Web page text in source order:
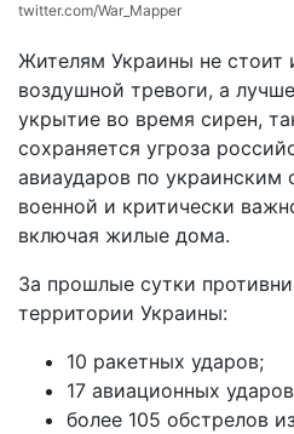
twitter.com/War_Mapper
Жителям Украины не стоит
воздушной тревоги, а
укрытие во время сирен,
сохраняется угроза
авиаударов по украинским
военной и критически
включая жилые дома.
За прошлые сутки
территории Украины:
10 ракетных ударов;
17 авиационных
более 105 обстрелов